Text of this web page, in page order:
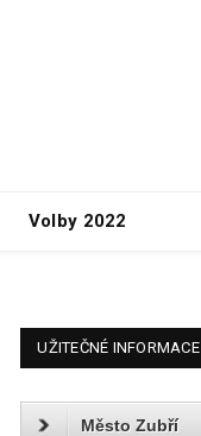
Volby 2022
UŽITEČNÉ INFORMACE
Město Zubří